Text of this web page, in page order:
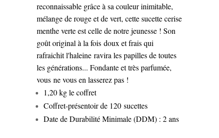
reconnaissable grâce à sa couleur inimitable,
mélange de rouge et de vert, cette sucette cerise
menthe verte est celle de notre jeunesse ! Son
goût original à la fois doux et frais qui
rafraichit l'haleine ravira les papilles de toutes
les générations... Fondante et très parfumée,
vous ne vous en lasserez pas !
1,20 kg le coffret
Coffret-présentoir de 120 sucettes
Date de Durabilité Minimale (DDM) : 2 ans